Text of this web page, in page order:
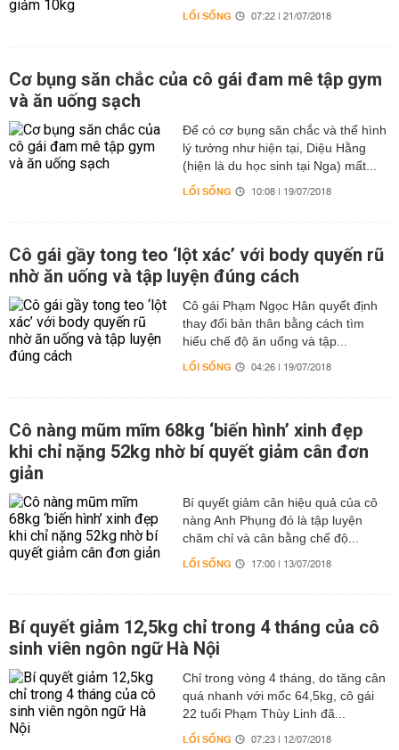
LỐI SỐNG 07:22 | 21/07/2018
Cơ bụng săn chắc của cô gái đam mê tập gym
và ăn uống sạch
Để có cơ bụng săn chắc và thể hình
lý tưởng như hiện tại, Diệu Hằng
(hiện là du học sinh tại Nga) mất...
LỐI SỐNG 10:08 | 19/07/2018
Cô gái gầy tong teo ‘lột xác’ với body quyến rũ
nhờ ăn uống và tập luyện đúng cách
Cô gái Phạm Ngọc Hân quyết định
thay đổi bản thân bằng cách tìm
hiểu chế độ ăn uống và tập...
LỐI SỐNG 04:26 | 19/07/2018
Cô nàng mũm mĩm 68kg ‘biến hình’ xinh đẹp
khi chỉ nặng 52kg nhờ bí quyết giảm cân đơn
giản
Bí quyết giảm cân hiệu quả của cô
nàng Anh Phụng đó là tập luyện
chăm chỉ và cân bằng chế độ...
LỐI SỐNG 17:00 | 13/07/2018
Bí quyết giảm 12,5kg chỉ trong 4 tháng của cô
sinh viên ngôn ngữ Hà Nội
Chỉ trong vòng 4 tháng, do tăng cân
quá nhanh với mốc 64,5kg, cô gái
22 tuổi Phạm Thùy Linh đã...
LỐI SỐNG 07:23 | 12/07/2018